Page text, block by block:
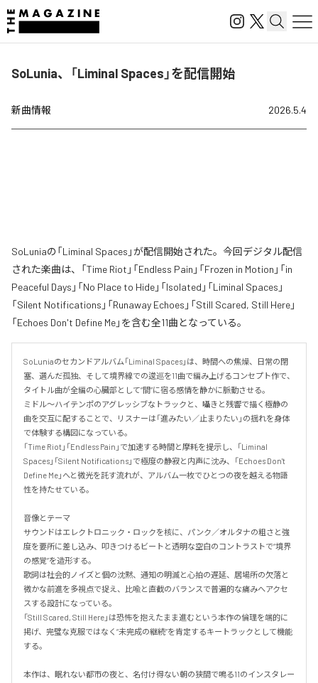
SoLunia、「Liminal Spaces」を配信開始
新曲情報 2026.5.4
SoLuniaの「Liminal Spaces」が配信開始された。今回デジタル配信
された楽曲は、「Time Riot」「Endless Pain」「Frozen in Motion」「in
Peaceful Days」「No Place to Hide」「Isolated」「Liminal Spaces」
「Silent Notifications」「Runaway Echoes」「Still Scared, Still Here」
「Echoes Don't Define Me」を含む全11曲となっている。
SoLuniaのセカンドアルバム「Liminal Spaces」は、時間への焦燥、日常の閉
塞、選んだ孤独、そして境界線での逡巡を11曲で編み上げるコンセプト作で、
タイトル曲が全編の心臓部として“間”に宿る感情を静かに脈動させる。
ミドル～ハイテンポのアグレッシブなトラックと、囁きと残響で描く極静の
曲を交互に配することで、リスナーは「進みたい／止まりたい」の揺れを身体
で体験する構図になっている。
「Time Riot」「Endless Pain」で加速する時間と摩耗を提示し、「Liminal
Spaces」「Silent Notifications」で極度の静寂と内声に沈み、「Echoes Don't
Define Me」へと微光を託す流れが、アルバム一枚でひとつの夜を越える物語
性を持たせている。
音像とテーマ
サウンドはエレクトロニック・ロックを核に、パンク／オルタナの粗さと強
度を要所に差し込み、叩きつけるビートと透明な空白のコントラストで“境界
の感覚”を造形する。
歌詞は社会的ノイズと個の沈黙、通知の明滅と心拍の遅延、居場所の欠落と
微かな前進を多視点で捉え、比喩と直截のバランスで普遍的な痛みへアクセ
スする設計になっている。
「Still Scared, Still Here」は恐怖を抱えたまま進むという本作の倫理を端的に
掲げ、完璧な克服ではなく“未完成の継続”を肯定するキートラックとして機能
する。
本作は、眠れない都市の夜と、名付け得ない朝の狭間で鳴る11のインスタレー